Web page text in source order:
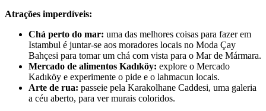
Atrações imperdíveis:
Chá perto do mar: uma das melhores coisas para fazer em
Istambul é juntar-se aos moradores locais no Moda Çay
Bahçesi para tomar um chá com vista para o Mar de Mármara.
Mercado de alimentos Kadıköy: explore o Mercado
Kadıköy e experimente o pide e o lahmacun locais.
Arte de rua: passeie pela Karakolhane Caddesi, uma galeria
a céu aberto, para ver murais coloridos.